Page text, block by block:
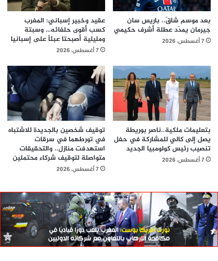
بعد موسم شاقّ.. باريس سان
جيرمان يمدّد عطلة أشرف حكيمي
7 أغسطس، 2026
عقيد وخبير إسباني: المغرب
كسب أقوى حلفائه… وسبتة
ومليلية أصبحتا عبئاً على إسبانيا
7 أغسطس، 2026
بتعليمات ملكية..ناصر بوريطة
يصل إلى كالي للمشاركة في حفل
تنصيب رئيس كولومبيا الجديد
7 أغسطس، 2026
توقيف شخصين بالجديدة للاشتباه
في تورطهما في سرقات
استهدفت منازل.. والتحقيقات
متواصلة لتوقيف شركاء محتملين
7 أغسطس، 2026